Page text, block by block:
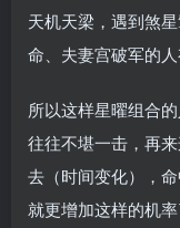
天机天梁，遇到煞
命、夫妻宫破军的人
所以这样星曜组合
往往不堪一击，再
去（时间变化），
就更增加这样的机